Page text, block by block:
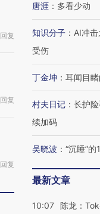
回复
回复
回复
唐涯 ： 多看少动
知识分子 ： AI冲
受伤
丁金坤 ： 耳闻目
村夫日记 ： 长护
续加码
吴晓波 ： “沉睡”
最新文章
10:07 陈龙：